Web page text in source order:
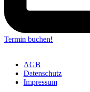
Termin buchen!
AGB
Datenschutz
Impressum